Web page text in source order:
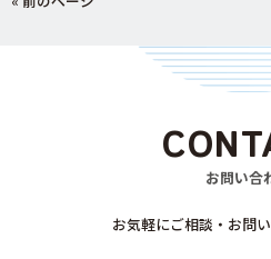
お問い合
お気軽にご相談・お問